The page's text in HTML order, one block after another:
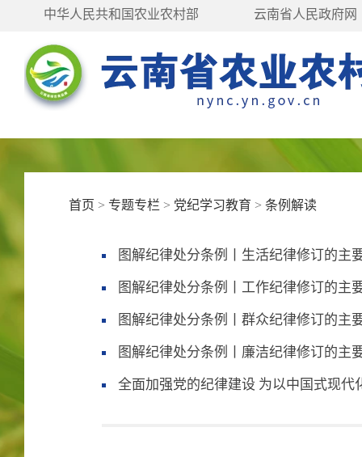
中华人民共和国农业农村部 云南省人民政府网
首页 > 专题专栏 > 党纪学习教育 >条例解读
图解纪律处分条例丨生活纪律修订的主
图解纪律处分条例丨工作纪律修订的主
图解纪律处分条例丨群众纪律修订的主
图解纪律处分条例丨廉洁纪律修订的主
全面加强党的纪律建设 为以中国式现